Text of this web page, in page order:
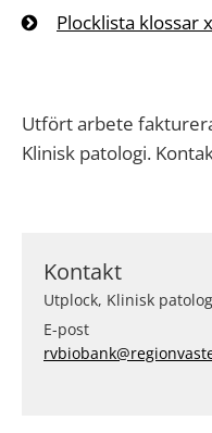
Plocklista klossar
Utfört arbete
Klinisk patologi.
Kontakt
Utplock, Klinisk
E-post